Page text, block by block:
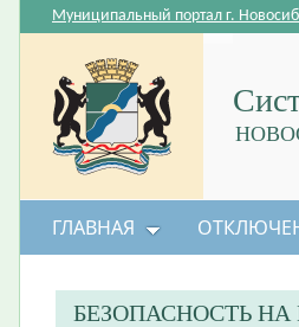
Муниципальный портал г.
ГЛАВНАЯ
БЕЗОПАСНОСТЬ